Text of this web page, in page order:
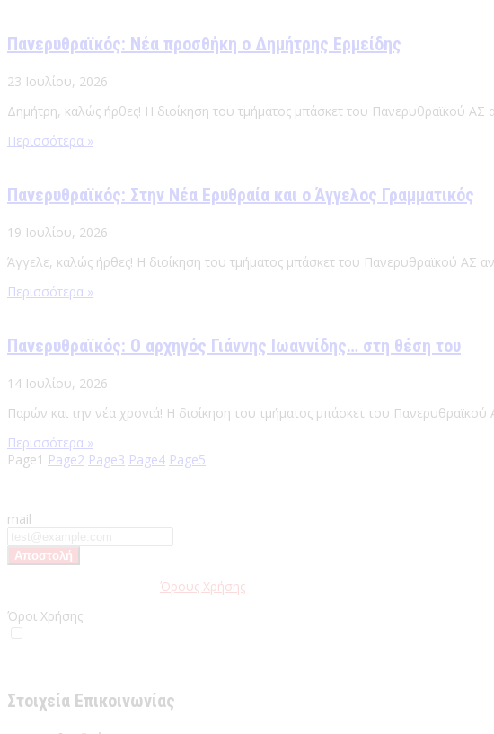
Πανερυθραϊκός: Νέα προσθήκη ο Δημήτρης Ερμείδης
23 Ιουλίου, 2026
Δημήτρη, καλώς ήρθες! Η διοίκηση του τμήματος μπάσκετ του Πανερυθραϊκού ΑΣ
Περισσότερα »
Πανερυθραϊκός: Στην Νέα Ερυθραία και ο Άγγελος Γραμματικός
19 Ιουλίου, 2026
Άγγελε, καλώς ήρθες! Η διοίκηση του τμήματος μπάσκετ του Πανερυθραϊκού ΑΣ
Περισσότερα »
Πανερυθραϊκός: Ο αρχηγός Γιάννης Ιωαννίδης… στη θέση του
14 Ιουλίου, 2026
Παρών και την νέα χρονιά! Η διοίκηση του τμήματος μπάσκετ του
Περισσότερα »
Page1 Page2 Page3 Page4 Page5
mail
Όρους Χρήσης
Όροι Χρήσης
Στοιχεία Επικοινωνίας